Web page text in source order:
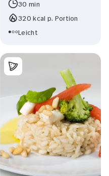
30 min
320 kcal p. Portion
Leicht